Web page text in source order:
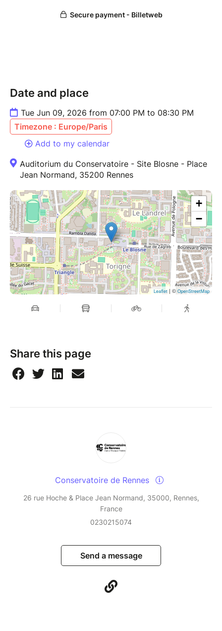
Date and place
Tue Jun 09, 2026 from 07:00 PM to 08:30 PM
Timezone : Europe/Paris
Add to my calendar
Auditorium du Conservatoire - Site Blosne - Place
Jean Normand, 35200 Rennes
+
−
Leaflet | © OpenStreetMap
Share this page
Conservatoire de Rennes
26 rue Hoche & Place Jean Normand, 35000, Rennes,
France
0230215074
Send a message